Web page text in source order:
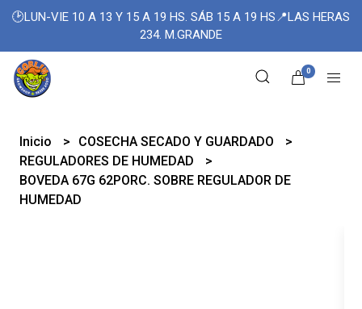
🕑LUN-VIE 10 A 13 Y 15 A 19 HS. SÁB 15 A 19 HS📍LAS HERAS
234. M.GRANDE
0
Inicio
COSECHA SECADO Y GUARDADO
REGULADORES DE HUMEDAD
BOVEDA 67G 62PORC. SOBRE REGULADOR DE
HUMEDAD